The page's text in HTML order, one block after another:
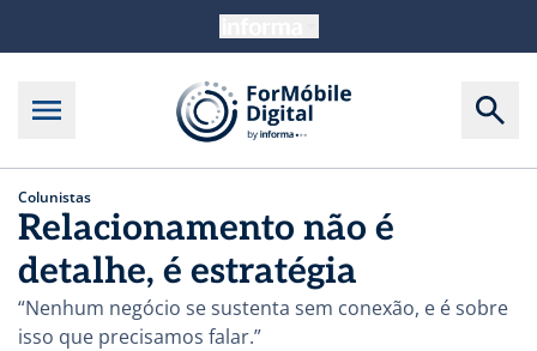
Colunistas
Relacionamento não é
detalhe, é estratégia
“Nenhum negócio se sustenta sem conexão, e é sobre
isso que precisamos falar.”